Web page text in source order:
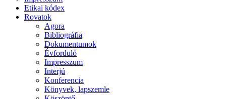
Etikai kódex
Rovatok
Agora
Bibliográfia
Dokumentumok
Évforduló
Impresszum
Interjú
Konferencia
Könyvek, lapszemle